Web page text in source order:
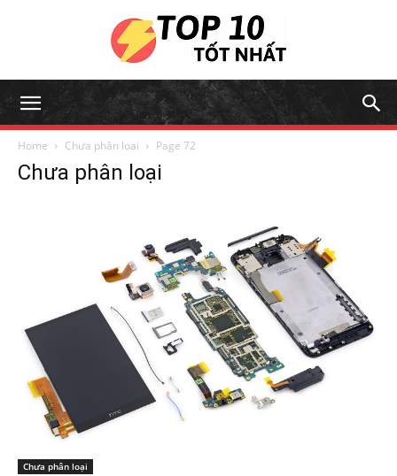
Home Chưa phân loại Page 72
Chưa phân loại
Chưa phân loại